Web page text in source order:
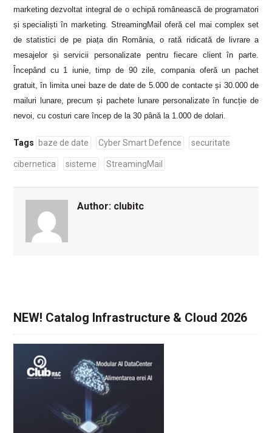
marketing dezvoltat integral de o echipă românească de programatori
și specialiști în marketing. StreamingMail oferă cel mai complex set
de statistici de pe piața din România, o rată ridicată de livrare a
mesajelor și servicii personalizate pentru fiecare client în parte.
Începând cu 1 iunie, timp de 90 zile, compania oferă un pachet
gratuit, în limita unei baze de date de 5.000 de contacte și 30.000 de
mailuri lunare, precum și pachete lunare personalizate în funcție de
nevoi, cu costuri care încep de la 30 până la 1.000 de dolari.
Tags baze de date Cyber Smart Defence securitate
cibernetica sisteme StreamingMail
Author: clubitc
NEW! Catalog Infrastructure & Cloud 2026